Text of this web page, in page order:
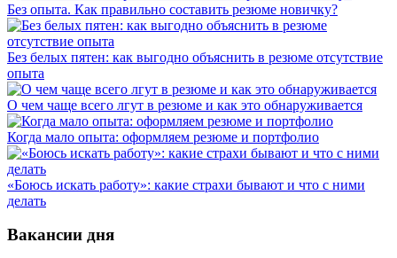
Без опыта. Как правильно составить резюме новичку?
Без белых пятен: как выгодно объяснить в резюме отсутствие
опыта
О чем чаще всего лгут в резюме и как это обнаруживается
Когда мало опыта: оформляем резюме и портфолио
«Боюсь искать работу»: какие страхи бывают и что с ними
делать
Вакансии дня